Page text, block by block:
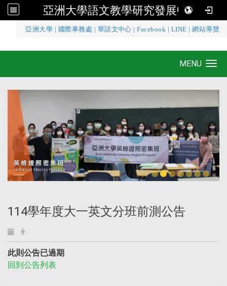
亞洲大學語文教學研究發展中心
亞洲大學 國際事務處 華語文中心 |Facebook LINE |網站導覽
亞洲大學語文教學研究發展中心
MENU
114學年度大一英文分班前測公告
此則公告已過期
回到公告列表